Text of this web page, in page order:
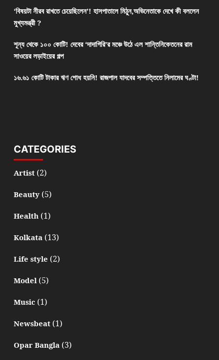
‘বিষয়টা নীরব রাখতে চেয়েছিলেন’! হাসপাতালে মিঠুন,অভিনেতাকে দেখে কী বললেন
মুখ্যমন্ত্রী ?
শূন্য থেকে ১০০ কোটি! দেবের ‘দাদাগিরি’র মঞ্চে উঠে এল শান্তিনিকেতনের রাম
সাওয়ের লড়াইয়ের গল্প
১৬.৬১ কোটি টাকার ঋণ শোধ হয়নি! রাজপাল যাদবের সম্পত্তিতে নিলামের ঘণ্টা!
CATEGORIES
Artist(2)
Beauty(5)
Health(1)
Kolkata(13)
Life style (2)
Model(5)
Music(1)
Newsbeat(1)
Opar Bangla(3)